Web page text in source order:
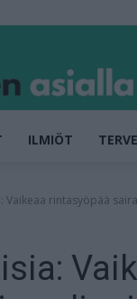
ILMIÖT
Vaikeaa rintasyöpää